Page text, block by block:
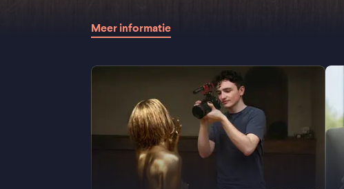
Meer informatie